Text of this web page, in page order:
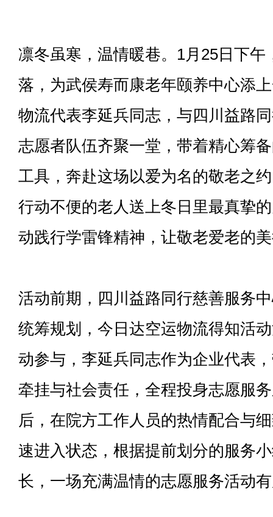
凛冬虽寒，温情暖巷。1月25日下午
落，为武侯寿而康老年颐养中心添
物流代表李延兵同志，与四川益路
志愿者队伍齐聚一堂，带着精心筹
工具，奔赴这场以爱为名的敬老之
行动不便的老人送上冬日里最真挚
动践行学雷锋精神，让敬老爱老的
活动前期，四川益路同行慈善服务
统筹规划，今日达空运物流得知活
动参与，李延兵同志作为企业代表
牵挂与社会责任，全程投身志愿服
后，在院方工作人员的热情配合与
速进入状态，根据提前划分的服务
长，一场充满温情的志愿服务活动